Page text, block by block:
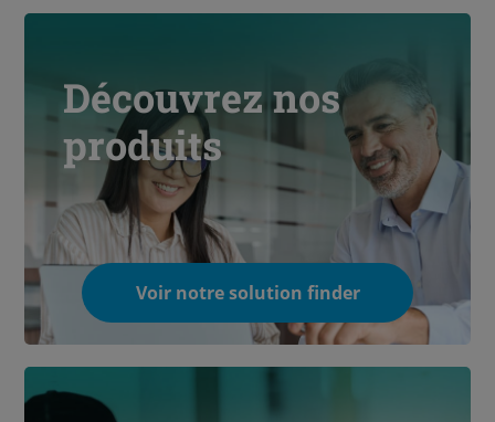
Découvrez nos
produits
Voir notre solution finder